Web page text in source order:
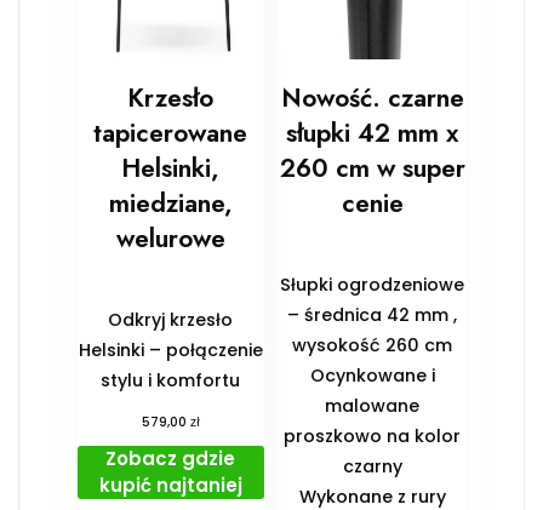
Krzesło
tapicerowane
Helsinki,
miedziane,
welurowe
Odkryj krzesło
Helsinki – połączenie
stylu i komfortu
579,00 zł
Zobacz gdzie
kupić najtaniej
Nowość. czarne
słupki 42 mm x
260 cm w super
cenie
Słupki ogrodzeniowe
– średnica 42 mm ,
wysokość 260 cm
Ocynkowane i
malowane
proszkowo na kolor
czarny
Wykonane z rury